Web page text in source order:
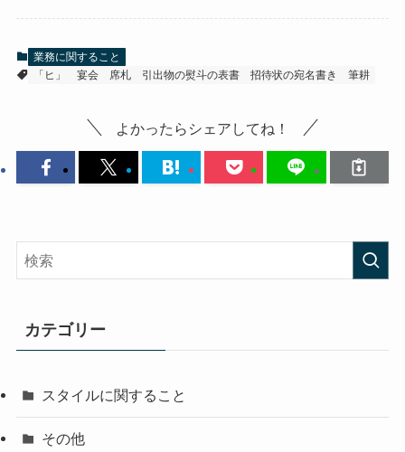
業務に関すること
「ヒ」
宴会 席札 引出物の熨斗の表書 招待状の宛名書き 筆耕
よかったらシェアしてね！
カテゴリー
スタイルに関すること
その他